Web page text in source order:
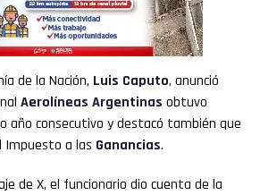
de la Nación, Luis Caputo, anunció
Aerolíneas Argentinas obtuvo
año consecutivo y destacó también que
Impuesto a las Ganancias.
de X, el funcionario dio cuenta de la